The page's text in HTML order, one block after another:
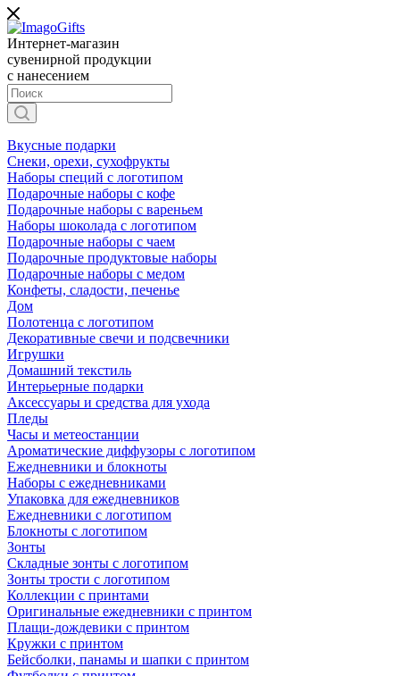
Интернет-магазин
сувенирной продукции
с нанесением
Вкусные подарки
Снеки, орехи, сухофрукты
Наборы специй с логотипом
Подарочные наборы с кофе
Подарочные наборы с вареньем
Наборы шоколада с логотипом
Подарочные наборы с чаем
Подарочные продуктовые наборы
Подарочные наборы с медом
Конфеты, сладости, печенье
Дом
Полотенца с логотипом
Декоративные свечи и подсвечники
Игрушки
Домашний текстиль
Интерьерные подарки
Аксессуары и средства для ухода
Пледы
Часы и метеостанции
Ароматические диффузоры с логотипом
Ежедневники и блокноты
Наборы с ежедневниками
Упаковка для ежедневников
Ежедневники с логотипом
Блокноты с логотипом
Зонты
Складные зонты с логотипом
Зонты трости с логотипом
Коллекции с принтами
Оригинальные ежедневники с принтом
Плащи-дождевики с принтом
Кружки с принтом
Бейсболки, панамы и шапки с принтом